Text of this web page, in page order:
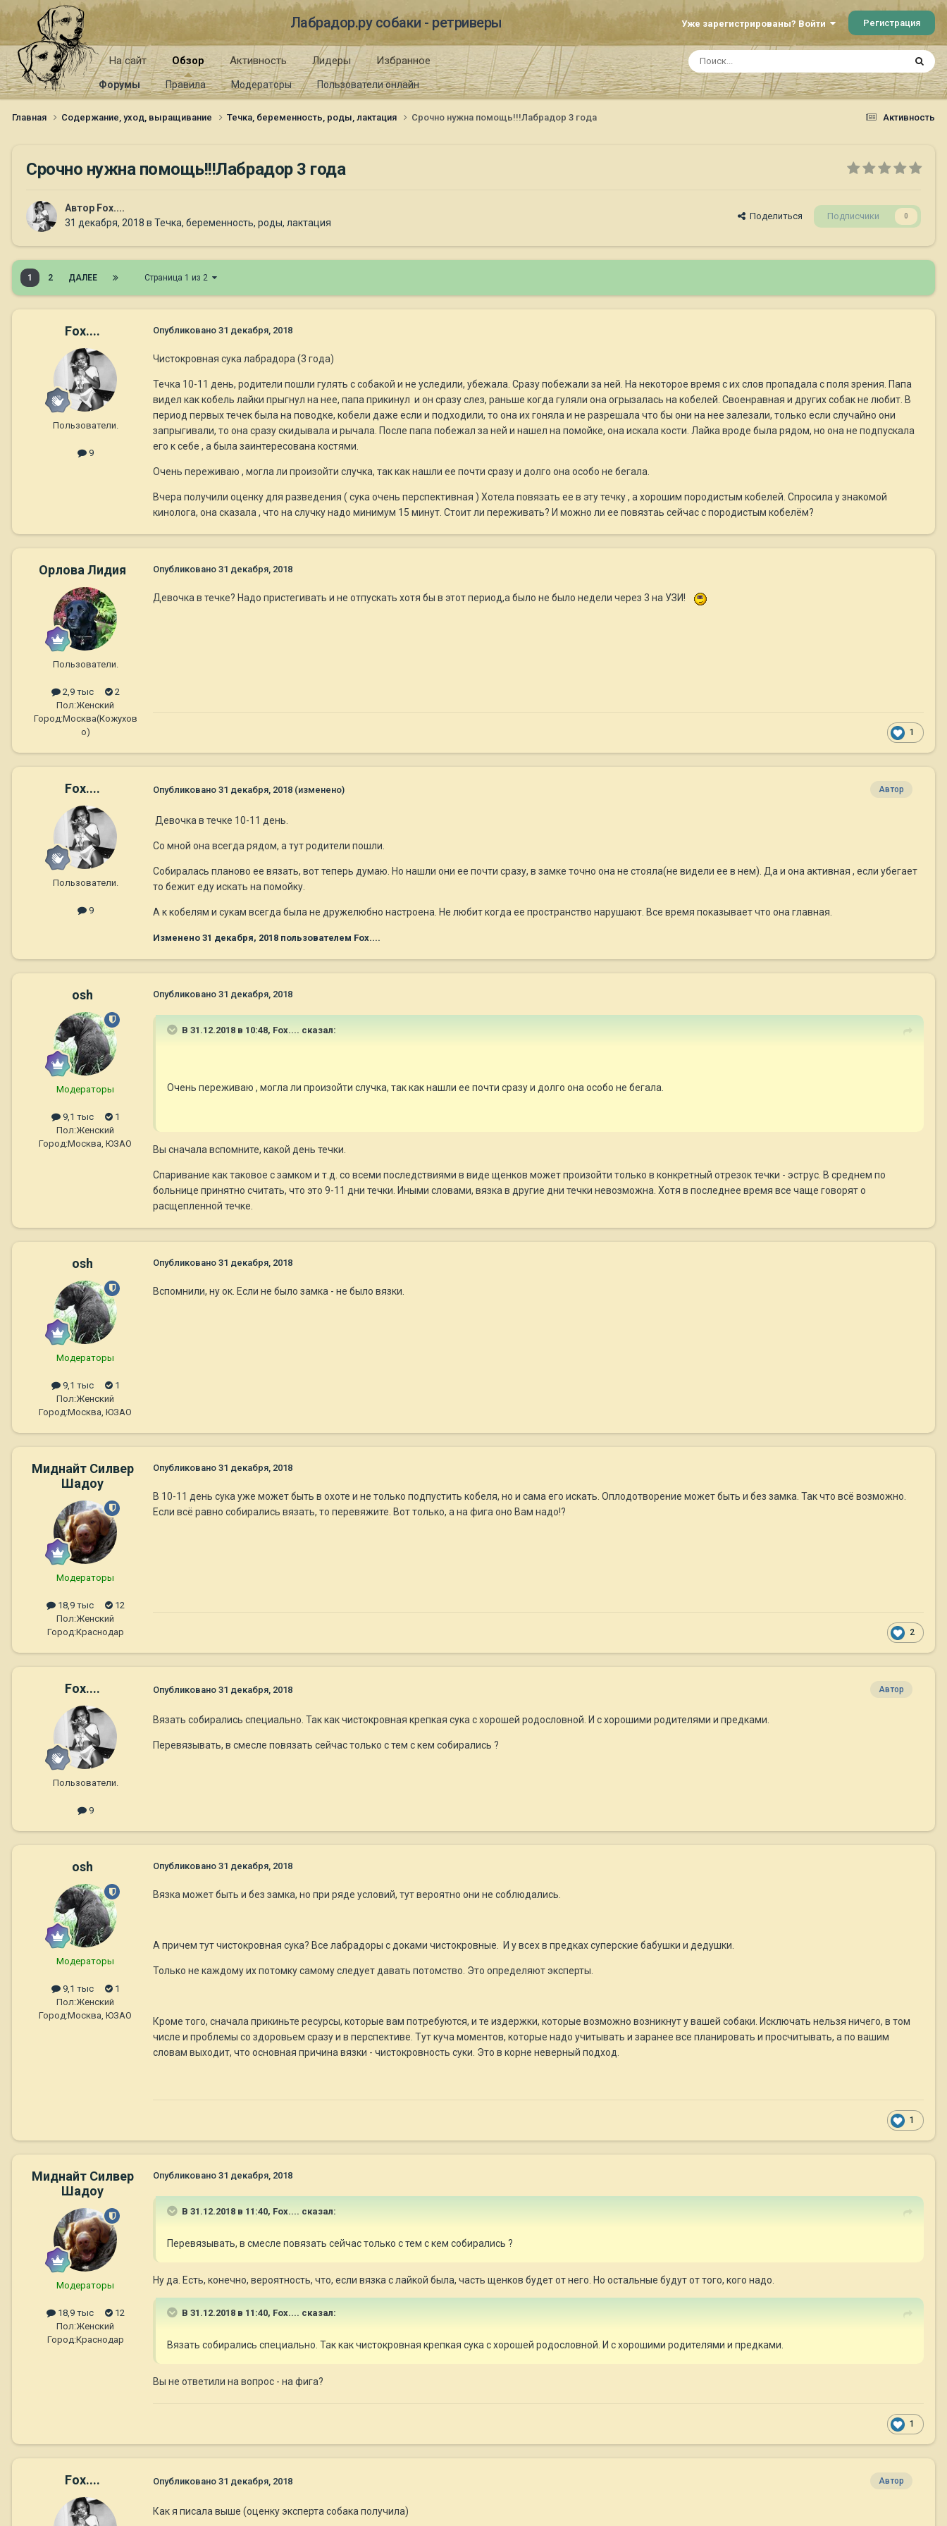
Лабрадор.ру собаки - ретриверы Уже зарегистрированы? Войти Регистрация
На сайт Обзор
Форумы Правила Модераторы Пользователи онлайн
Активность Лидеры Избранное
Активность
Главная Содержание, уход, выращивание Течка, беременность, роды, лактация Срочно нужна помощь!!!Лабрадор 3 года
Срочно нужна помощь!!!Лабрадор 3 года
Автор Fox....
31 декабря, 2018 в Течка, беременность, роды, лактация
Поделиться Подписчики 0
1 2 ДАЛЕЕ Страница 1 из 2
Fox....
Пользователи.
9
Опубликовано 31 декабря, 2018
Чистокровная сука лабрадора (3 года)
Течка 10-11 день, родители пошли гулять с собакой и не уследили, убежала. Сразу побежали за ней. На некоторое время с их слов пропадала с поля зрения. Папа
видел как кобель лайки прыгнул на нее, папа прикинул и он сразу слез, раньше когда гуляли она огрызалась на кобелей. Своенравная и других собак не любит. В
период первых течек была на поводке, кобели даже если и подходили, то она их гоняла и не разрешала что бы они на нее залезали, только если случайно они
запрыгивали, то она сразу скидывала и рычала. После папа побежал за ней и нашел на помойке, она искала кости. Лайка вроде была рядом, но она не подпускала
его к себе , а была заинтересована костями.
Очень переживаю , могла ли произойти случка, так как нашли ее почти сразу и долго она особо не бегала.
Вчера получили оценку для разведения ( сука очень перспективная ) Хотела повязать ее в эту течку , а хорошим породистым кобелей. Спросила у знакомой
кинолога, она сказала , что на случку надо минимум 15 минут. Стоит ли переживать? И можно ли ее повязтаь сейчас с породистым кобелём?
Орлова Лидия
Пользователи.
2,9 тыс
2
Пол:Женский
Город:Москва(Кожухов
о)
Опубликовано 31 декабря, 2018
Девочка в течке? Надо пристегивать и не отпускать хотя бы в этот период,а было не было недели через 3 на УЗИ!
1
Fox....
Пользователи.
9
Автор
Опубликовано 31 декабря, 2018 (изменено)
Девочка в течке 10-11 день.
Со мной она всегда рядом, а тут родители пошли.
Собиралась планово ее вязать, вот теперь думаю. Но нашли они ее почти сразу, в замке точно она не стояла(не видели ее в нем). Да и она активная , если убегает
то бежит еду искать на помойку.
А к кобелям и сукам всегда была не дружелюбно настроена. Не любит когда ее пространство нарушают. Все время показывает что она главная.
Изменено 31 декабря, 2018 пользователем Fox....
osh
Модераторы
9,1 тыс
1
Пол:Женский
Город:Москва, ЮЗАО
Опубликовано 31 декабря, 2018
В 31.12.2018 в 10:48, Fox.... сказал:
Очень переживаю , могла ли произойти случка, так как нашли ее почти сразу и долго она особо не бегала.
Вы сначала вспомните, какой день течки.
Спаривание как таковое с замком и т.д. со всеми последствиями в виде щенков может произойти только в конкретный отрезок течки - эструс. В среднем по
больнице принятно считать, что это 9-11 дни течки. Иными словами, вязка в другие дни течки невозможна. Хотя в последнее время все чаще говорят о
расщепленной течке.
osh
Модераторы
9,1 тыс
1
Пол:Женский
Город:Москва, ЮЗАО
Опубликовано 31 декабря, 2018
Вспомнили, ну ок. Если не было замка - не было вязки.
Миднайт Силвер
Шадоу
Модераторы
18,9 тыс
12
Пол:Женский
Город:Краснодар
Опубликовано 31 декабря, 2018
В 10-11 день сука уже может быть в охоте и не только подпустить кобеля, но и сама его искать. Оплодотворение может быть и без замка. Так что всё возможно.
Если всё равно собирались вязать, то перевяжите. Вот только, а на фига оно Вам надо!?
2
Fox....
Пользователи.
9
Автор
Опубликовано 31 декабря, 2018
Вязать собирались специально. Так как чистокровная крепкая сука с хорошей родословной. И с хорошими родителями и предками.
Перевязывать, в смесле повязать сейчас только с тем с кем собирались ?
osh
Модераторы
9,1 тыс
1
Пол:Женский
Город:Москва, ЮЗАО
Опубликовано 31 декабря, 2018
Вязка может быть и без замка, но при ряде условий, тут вероятно они не соблюдались.
А причем тут чистокровная сука? Все лабрадоры с доками чистокровные. И у всех в предках суперские бабушки и дедушки.
Только не каждому их потомку самому следует давать потомство. Это определяют эксперты.
Кроме того, сначала прикиньте ресурсы, которые вам потребуются, и те издержки, которые возможно возникнут у вашей собаки. Исключать нельзя ничего, в том
числе и проблемы со здоровьем сразу и в перспективе. Тут куча моментов, которые надо учитывать и заранее все планировать и просчитывать, а по вашим
словам выходит, что основная причина вязки - чистокровность суки. Это в корне неверный подход.
1
Миднайт Силвер
Шадоу
Модераторы
18,9 тыс
12
Пол:Женский
Город:Краснодар
Опубликовано 31 декабря, 2018
В 31.12.2018 в 11:40, Fox.... сказал:
Перевязывать, в смесле повязать сейчас только с тем с кем собирались ?
Ну да. Есть, конечно, вероятность, что, если вязка с лайкой была, часть щенков будет от него. Но остальные будут от того, кого надо.
В 31.12.2018 в 11:40, Fox.... сказал:
Вязать собирались специально. Так как чистокровная крепкая сука с хорошей родословной. И с хорошими родителями и предками.
Вы не ответили на вопрос - на фига?
1
Fox.... Автор
Опубликовано 31 декабря, 2018
Как я писала выше (оценку эксперта собака получила)